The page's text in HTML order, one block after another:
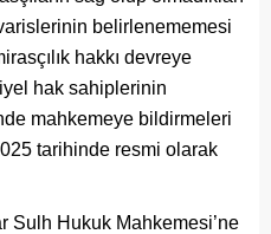
belirlenememesi
hakkı devreye
hak sahiplerinin
mahkemeye bildirmeleri
tarihinde resmi olarak
Sulh Hukuk Mahkemesi’ne